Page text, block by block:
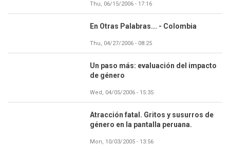
Thu, 06/15/2006 - 17:16
En Otras Palabras... - Colombia
Thu, 04/27/2006 - 08:25
Un paso más: evaluación del impacto
de género
Wed, 04/05/2006 - 15:35
Atracción fatal. Gritos y susurros de
género en la pantalla peruana.
Mon, 10/03/2005 - 13:56